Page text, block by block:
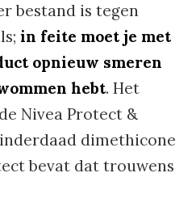
bestand is tegen
in feite moet je met
opnieuw smeren
hebt. Het
Nivea Protect &
dimethicone
bevat dat trouwens